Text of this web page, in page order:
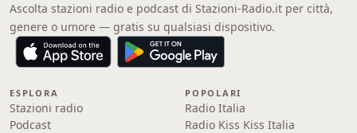
Ascolta stazioni radio e podcast di Stazioni-Radio.it per città,
genere o umore — gratis su qualsiasi dispositivo.
ESPLORA
Stazioni radio
Podcast
POPOLARI
Radio Italia
Radio Kiss Kiss Italia